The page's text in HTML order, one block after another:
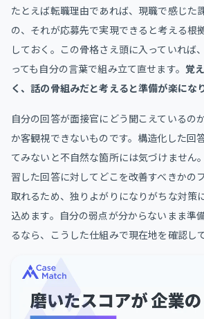
たとえば転職理由であれば、現職で感じた
の、それが応募先で実現できると考える根
しておく。この骨格さえ頭に入っていれば
っても自分の言葉で組み立て直せます。 覚
く、話の骨組みだと考えると準備が楽にな
自分の回答が面接官にどう聞こえているの
か客観視できないものです。構造化した回
てみないと不自然な箇所には気づけません
習した回答に対してどこを改善すべきかの
取れるため、独りよがりになりがちな対策
込めます。自分の弱点が分からないまま準
るなら、こうした仕組みで現在地を確認し